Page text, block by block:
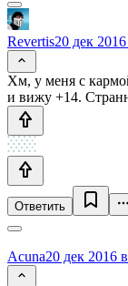
Revertis20 дек
Хм, у меня с
и вижу +14.
Ответить
Acuna20 дек 2016